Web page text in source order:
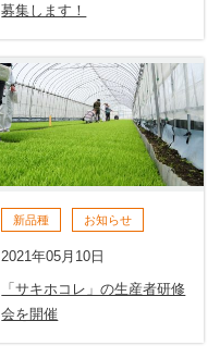
募集します！
新品種 お知らせ
2021年05月10日
「サキホコレ」の生産者研修
会を開催